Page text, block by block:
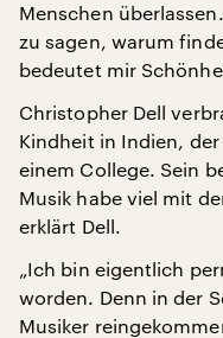
Menschen
zu sagen, warum
bedeutet mir
Christopher Dell
Kindheit in Indien,
einem College. Sein
Musik habe viel mit
erklärt Dell.
„Ich bin eigentlich
worden. Denn in der
Musiker